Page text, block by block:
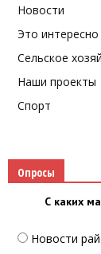
Новости
Это интересно
Сельское
Наши проекты
Спорт
Опросы
С каких
Новости